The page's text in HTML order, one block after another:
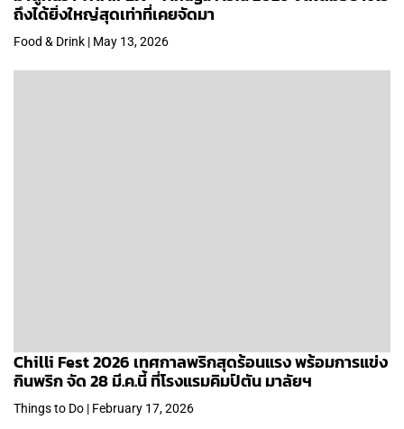
ถึงได้ยิ่งใหญ่สุดเท่าที่เคยจัดมา
Food & Drink | May 13, 2026
Chilli Fest 2026 เทศกาลพริกสุดร้อนแรง พร้อมการแข่ง
กินพริก จัด 28 มี.ค.นี้ ที่โรงแรมคิมป์ตัน มาลัยฯ
Things to Do | February 17, 2026